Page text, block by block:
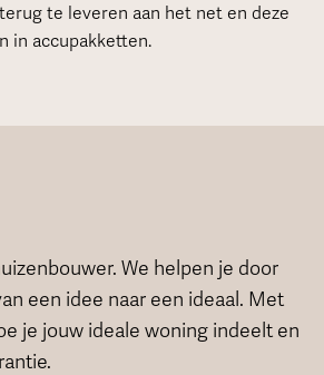
te leveren aan het net en deze
in accupakketten.
We helpen je door
een idee naar een ideaal. Met
je jouw ideale woning indeelt en